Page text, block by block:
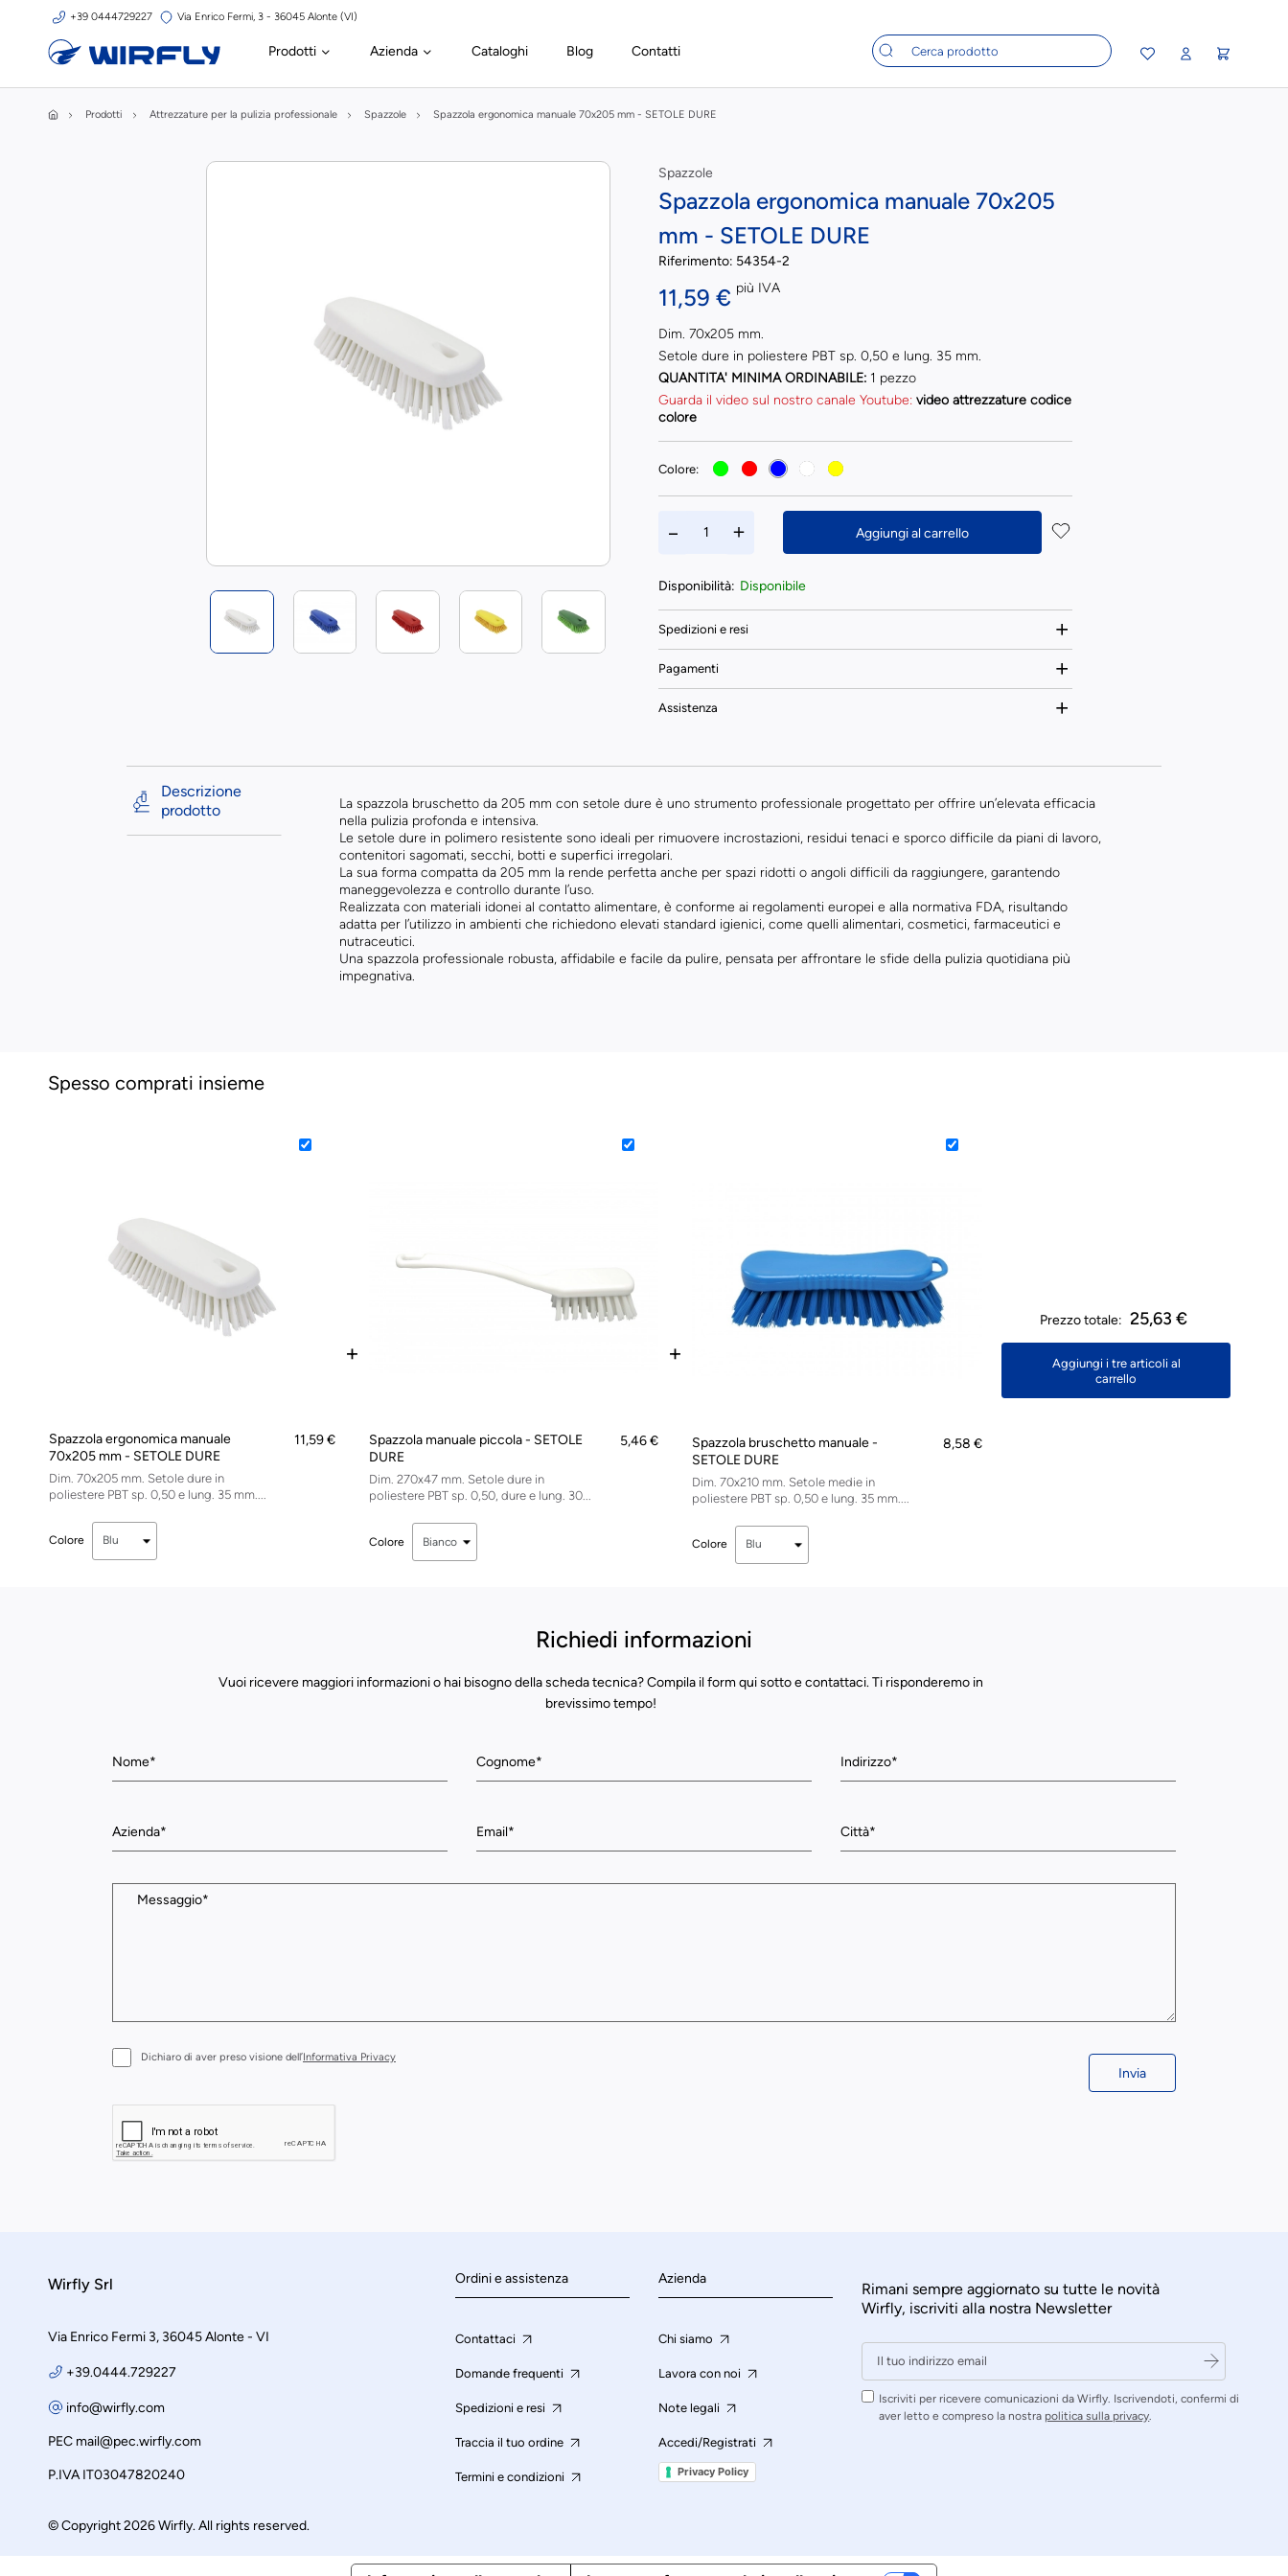
+39 0444729227 Via Enrico Fermi, 3 - 36045 Alonte (VI)
Prodotti Azienda Cataloghi Blog Contatti
Prodotti Attrezzature per la pulizia professionale Spazzole Spazzola ergonomica manuale 70x205 mm - SETOLE DURE
Spazzole
Spazzola ergonomica manuale 70x205
mm - SETOLE DURE
Riferimento: 54354-2
11,59 € più IVA
Dim. 70x205 mm.
Setole dure in poliestere PBT sp. 0,50 e lung. 35 mm.
QUANTITA' MINIMA ORDINABILE:1 pezzo
Guarda il video sul nostro canale Youtube: video attrezzature codice
colore
Colore:
Aggiungi al carrello
Disponibilità: Disponibile
Spedizioni e resi
Pagamenti
Assistenza
Descrizione
prodotto
La spazzola bruschetto da 205 mm con setole dure è uno strumento professionale progettato per offrire un’elevata efficacia
nella pulizia profonda e intensiva.
Le setole dure in polimero resistente sono ideali per rimuovere incrostazioni, residui tenaci e sporco difficile da piani di lavoro,
contenitori sagomati, secchi, botti e superfici irregolari.
La sua forma compatta da 205 mm la rende perfetta anche per spazi ridotti o angoli difficili da raggiungere, garantendo
maneggevolezza e controllo durante l’uso.
Realizzata con materiali idonei al contatto alimentare, è conforme ai regolamenti europei e alla normativa FDA, risultando
adatta per l’utilizzo in ambienti che richiedono elevati standard igienici, come quelli alimentari, cosmetici, farmaceutici e
nutraceutici.
Una spazzola professionale robusta, affidabile e facile da pulire, pensata per affrontare le sfide della pulizia quotidiana più
impegnativa.
Spesso comprati insieme
Spazzola ergonomica manuale
70x205 mm - SETOLE DURE
Dim. 70x205 mm. Setole dure in
poliestere PBT sp. 0,50 e lung. 35 mm....
11,59 €
Colore
+
Spazzola manuale piccola - SETOLE
DURE
Dim. 270x47 mm. Setole dure in
poliestere PBT sp. 0,50, dure e lung. 30...
5,46 €
Colore
+
Spazzola bruschetto manuale -
SETOLE DURE
Dim. 70x210 mm. Setole medie in
poliestere PBT sp. 0,50 e lung. 35 mm....
8,58 €
Colore
Prezzo totale: 25,63 €
Aggiungi i tre articoli al
carrello
Richiedi informazioni
Vuoi ricevere maggiori informazioni o hai bisogno della scheda tecnica? Compila il form qui sotto e contattaci. Ti risponderemo in
brevissimo tempo!
Dichiaro di aver preso visione dell’Informativa Privacy
Invia
Wirfly Srl
Via Enrico Fermi 3, 36045 Alonte - VI
+39.0444.729227
info@wirfly.com
PEC mail@pec.wirfly.com
P.IVA IT03047820240
Ordini e assistenza
Contattaci
Domande frequenti
Spedizioni e resi
Traccia il tuo ordine
Termini e condizioni
Azienda
Chi siamo
Lavora con noi
Note legali
Accedi/Registrati
Privacy Policy
Rimani sempre aggiornato su tutte le novità
Wirfly, iscriviti alla nostra Newsletter
Iscriviti per ricevere comunicazioni da Wirfly. Iscrivendoti, confermi di
aver letto e compreso la nostra politica sulla privacy
© Copyright 2026 Wirfly. All rights reserved.